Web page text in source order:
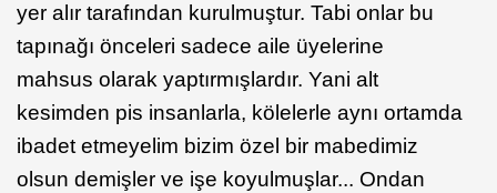
yer alır tarafından kurulmuştur. Tabi onlar bu
tapınağı önceleri sadece aile üyelerine
mahsus olarak yaptırmışlardır. Yani alt
kesimden pis insanlarla, kölelerle aynı ortamda
ibadet etmeyelim bizim özel bir mabedimiz
olsun demişler ve işe koyulmuşlar... Ondan